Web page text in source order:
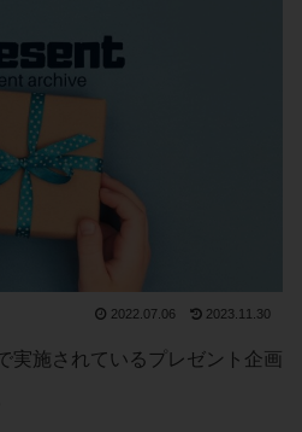
2022.07.06 2023.11.30
実施されているプレゼント企画